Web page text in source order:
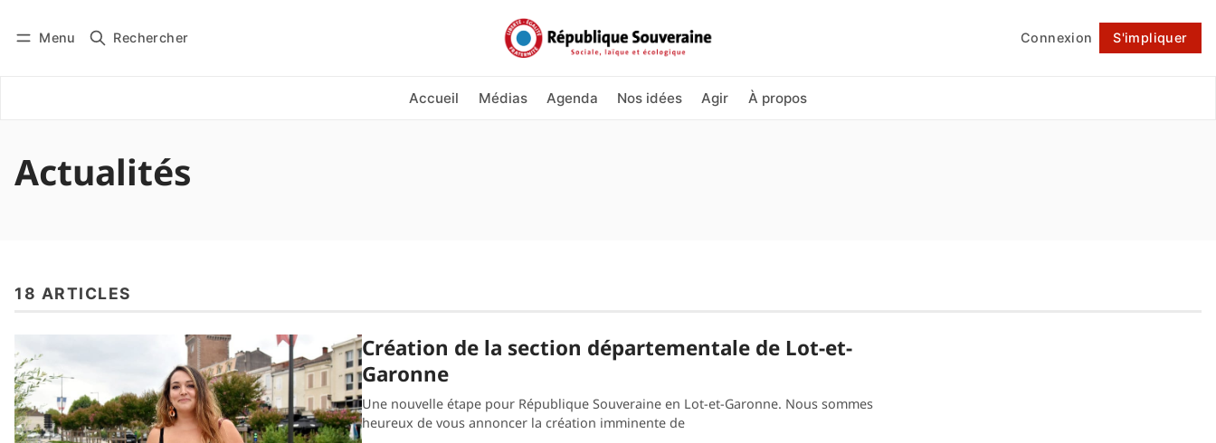
Menu Rechercher Connexion S'impliquer
Accueil Médias Agenda Nos idées Agir À propos
Actualités
18 ARTICLES
Création de la section départementale de Lot-et-
Garonne
Une nouvelle étape pour République Souveraine en Lot-et-Garonne. Nous sommes
heureux de vous annoncer la création imminente de